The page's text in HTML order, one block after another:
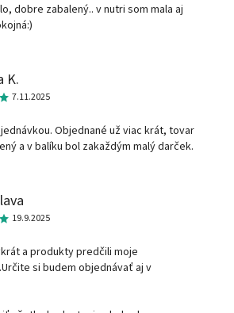
dobre zabalený.. v nutri som mala aj
K.
7.11.2025
Objednané už viac krát, tovar
a v balíku bol zakaždým malý darček.
19.9.2025
a produkty predčili moje
si budem objednávať aj v